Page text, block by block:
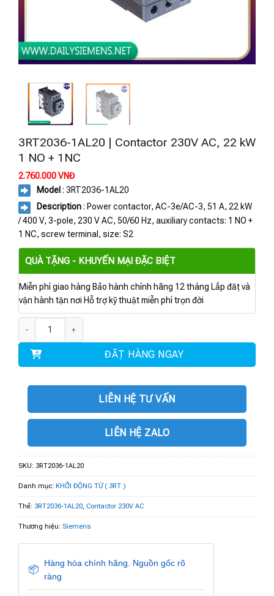
3RT2036-1AL20 | Contactor 230V AC, 22 kW
1 NO + 1NC
2.760.000VNĐ
Model : 3RT2036-1AL20
Description: Power contactor, AC-3e/AC-3, 51 A, 22 kW
/ 400 V, 3-pole, 230 V AC, 50/60 Hz, auxiliary contacts: 1 NO +
1 NC, screw terminal, size: S2
QUÀ TẶNG - KHUYẾN MẠI ĐẶC BIỆT
Miễn phí giao hàng Bảo hành chính hãng 12 tháng Lắp đặt và
vận hành tận nơi Hỗ trợ kỹ thuật miễn phí trọn đời
ĐẶT HÀNG NGAY
LIÊN HỆ TƯ VẤN
LIÊN HỆ ZALO
SKU: 3RT2036-1AL20
Danh mục: KHỞI ĐỘNG TỪ ( 3RT )
Thẻ: 3RT2036-1AL20, Contactor 230V AC
Thương hiệu: Siemens
📦
Hàng hóa chính hãng. Nguồn gốc rõ
ràng